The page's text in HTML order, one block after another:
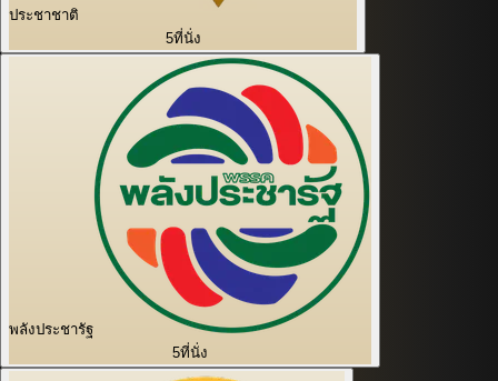
ประชาชาติ
5ที่นั่ง
พลังประชารัฐ
5ที่นั่ง